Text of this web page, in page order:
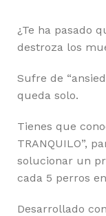
¿Te ha pasado
destroza los
Sufre de
queda solo.
Tienes que
TRANQUILO”,
solucionar un
cada 5 perros
Desarrollado